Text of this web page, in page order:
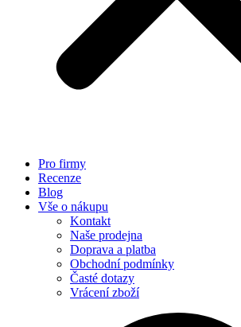
Pro firmy
Recenze
Blog
Vše o nákupu
Kontakt
Naše prodejna
Doprava a platba
Obchodní podmínky
Časté dotazy
Vrácení zboží